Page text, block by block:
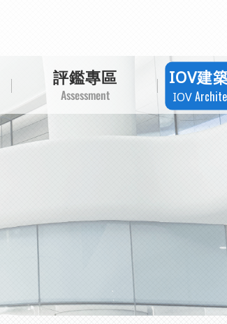
評鑑專區
Assessment
IOV建
IOV